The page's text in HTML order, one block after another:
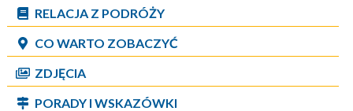
RELACJA Z PODRÓŻY
CO WARTO ZOBACZYĆ
ZDJĘCIA
PORADY I WSKAZÓWKI